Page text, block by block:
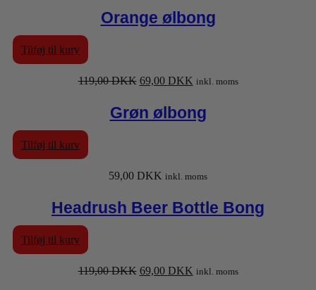
var:
er:
Orange ølbong
Tilføj til kurv
119,00DKK Den
var:
69,00 DKKDen
er:
inkl. moms
Grøn ølbong
Tilføj til kurv
59,00 DKK inkl. moms
Headrush Beer Bottle Bong
Tilføj til kurv
119,00DKK Den
69,00 DKKDen
inkl. moms